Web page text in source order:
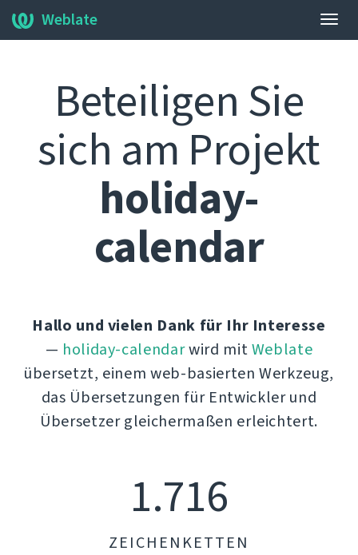
Weblate
Beteiligen Sie
sich am Projekt
holiday-
calendar
Hallo und vielen Dank für Ihr Interesse
— holiday-calendarwird mitWeblate
übersetzt, einem web-basierten Werkzeug,
das Übersetzungen für Entwickler und
Übersetzer gleichermaßen erleichtert.
1.716
ZEICHENKETTEN